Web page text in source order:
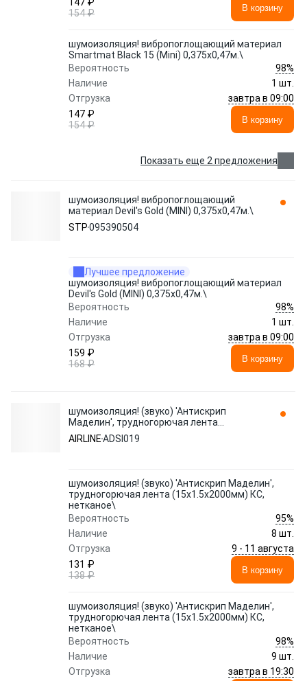
154 ₽
В корзину
шумоизоляция! вибропоглощающий материал
Smartmat Black 15 (Mini) 0,375х0,47м.\
Вероятность
98%
Наличие
1 шт.
Отгрузка
завтра в 09:00
147 ₽
154 ₽
В корзину
Показать еще 2 предложения
шумоизоляция! вибропоглощающий
материал Devil's Gold (MINI) 0,375х0,47м.\
STP095390504
Лучшее предложение
шумоизоляция! вибропоглощающий материал
Devil's Gold (MINI) 0,375х0,47м.\
Вероятность
98%
Наличие
1 шт.
Отгрузка
завтра в 09:00
159 ₽
168 ₽
В корзину
шумоизоляция! (звуко) 'Антискрип
Маделин', трудногорючая лента
(15x1.5x2000мм) КС, нетканое\ ADSI019
AIRLINE
AIRLINEADSI019
шумоизоляция! (звуко) 'Антискрип Маделин',
трудногорючая лента (15x1.5x2000мм) КС,
нетканое\
Вероятность
95%
Наличие
8 шт.
Отгрузка
9 - 11 августа
131 ₽
138 ₽
В корзину
шумоизоляция! (звуко) 'Антискрип Маделин',
трудногорючая лента (15x1.5x2000мм) КС,
нетканое\
Вероятность
98%
Наличие
9 шт.
Отгрузка
завтра в 19:30